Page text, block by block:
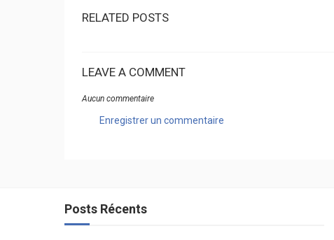
RELATED POSTS
LEAVE A COMMENT
Aucun commentaire
Enregistrer un commentaire
Posts Récents